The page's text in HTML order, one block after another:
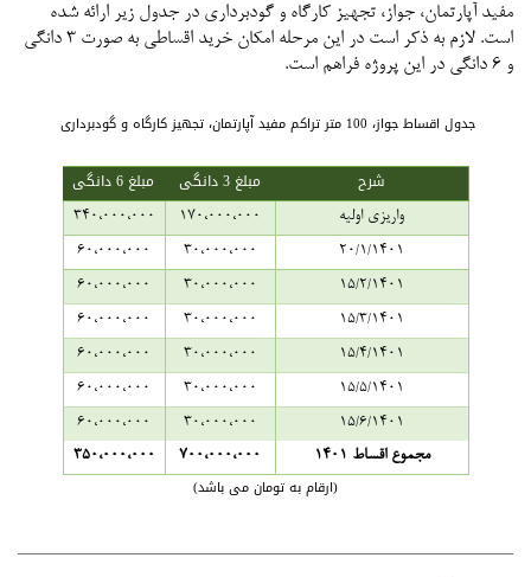
مفید آپارتمان، جواز، تجهیز کارگاه و گودبرداری در جدول زیر ارائه شده
است. لازم به ذکر است در این مرحله امکان خرید اقساطی به صورت 3 دانگی
و 6 دانگی در این پروژه فراهم است.
جدول اقساط جواز، 100 متر تراکم مفید آپارتمان، تجهیز کارگاه و گودبرداری
شرح مبلغ 3 دانگی مبلغ 6 دانگی
واریزی اولیه 170،000،000
340،000،000
20/1/1401
30،000،000
60،000،000
15/2/1401
30،000،000
60،000،000
15/3/1401
30،000،000
60،000،000
15/4/1401
30،000،000
60،000،000
15/5/1401
30،000،000
60،000،000
15/6/1401
30،000،000
60،000،000
مجموع اقساط 1401
700،000،000 350،000،000
(ارقام به تومان می باشد)